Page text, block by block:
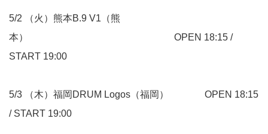
5/2 （火）熊本B.9 V1（熊
本） OPEN 18:15 /
START 19:00
5/3 （木）福岡DRUM Logos（福岡） OPEN 18:15
/ START 19:00